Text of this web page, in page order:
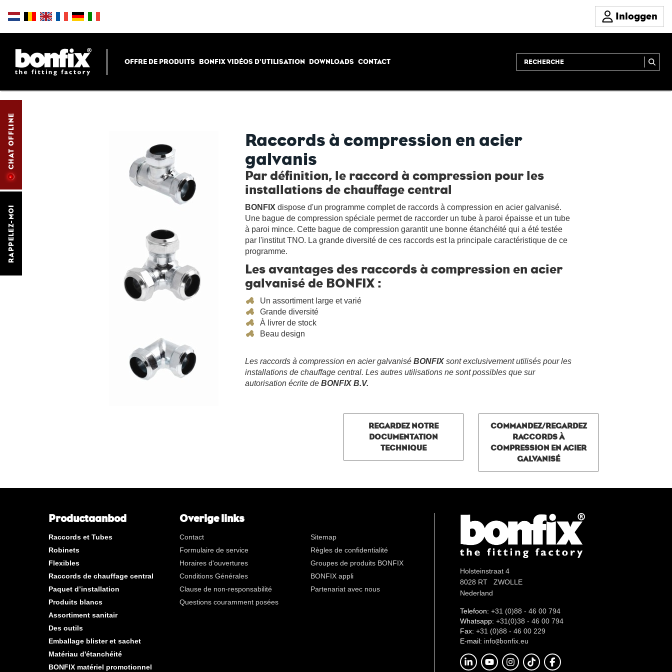
Inloggen
OFFRE DE PRODUITS BONFIX VIDÉOS D'UTILISATION DOWNLOADS CONTACT
RAPPELEZ-MOI
CHAT OFFLINE
Raccords à compression en acier
galvanis
Par définition, le raccord à compression pour les
installations de chauffage central
BONFIXdispose d'un programme complet de raccords à compression en acier galvanisé.
Une bague de compression spéciale permet de raccorder un tube à paroi épaisse et un tube
à paroi mince. Cette bague de compression garantit une bonne étanchéité qui a été testée
par l'institut TNO. La grande diversité de ces raccords est la principale caractéristique de ce
programme.
Les avantages des raccords à compression en acier
galvanisé de BONFIX :
Un assortiment large et varié
Grande diversité
À livrer de stock
Beau design
Les raccords à compression en acier galvanisé BONFIXsont exclusivement utilisés pour les
installations de chauffage central. Les autres utilisations ne sont possibles que sur
autorisation écrite deBONFIX B.V.
REGARDEZ NOTRE
DOCUMENTATION
TECHNIQUE
COMMANDEZ/REGARDEZ
RACCORDS À
COMPRESSION EN ACIER
GALVANISÉ
Productaanbod
Raccords et Tubes
Robinets
Flexibles
Raccords de chauffage central
Paquet d’installation
Produits blancs
Assortiment sanitair
Des outils
Emballage blister et sachet
Matériau d'étanchéité
BONFIX matériel promotionnel
Overige links
Contact
Formulaire de service
Horaires d'ouvertures
Conditions Générales
Clause de non-responsabilité
Questions couramment posées
Sitemap
Règles de confidentialité
Groupes de produits BONFIX
BONFIX appli
Partenariat avec nous
Holsteinstraat 4
8028 RT ZWOLLE
Nederland
Telefoon: +31 (0)88 - 46 00 794
Whatsapp: +31(0)38 - 46 00 794
Fax: +31 (0)88 - 46 00 229
E-mail: info@bonfix.eu